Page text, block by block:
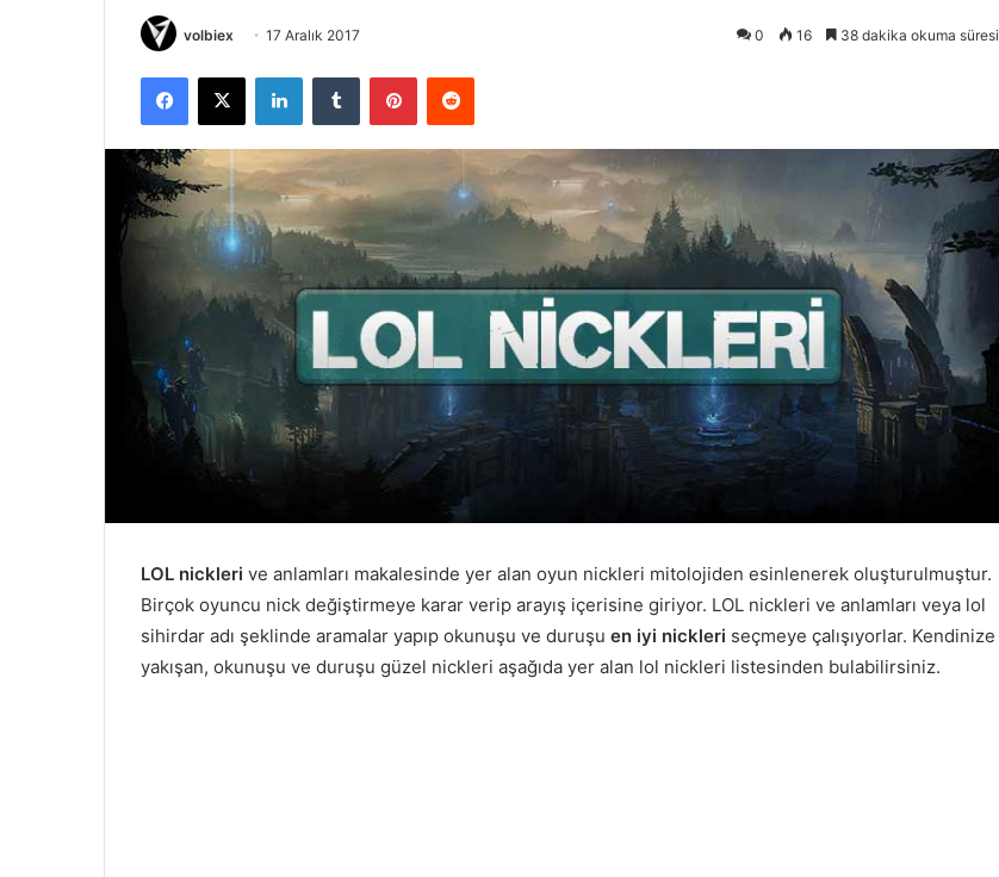
volbiex 17 Aralık 2017 0 16 38 dakika okuma süresi
Facebook
X LinkedInTumblr PinterestReddit
LOL nickleri ve anlamları makalesinde yer alan oyun nickleri mitolojiden esinlenerek oluşturulmuştur.
Birçok oyuncu nick değiştirmeye karar verip arayış içerisine giriyor. LOL nickleri ve anlamları veya lol
sihirdar adı şeklinde aramalar yapıp okunuşu ve duruşu en iyi nickleri seçmeye çalışıyorlar. Kendinize
yakışan, okunuşu ve duruşu güzel nickleri aşağıda yer alan lol nickleri listesinden bulabilirsiniz.